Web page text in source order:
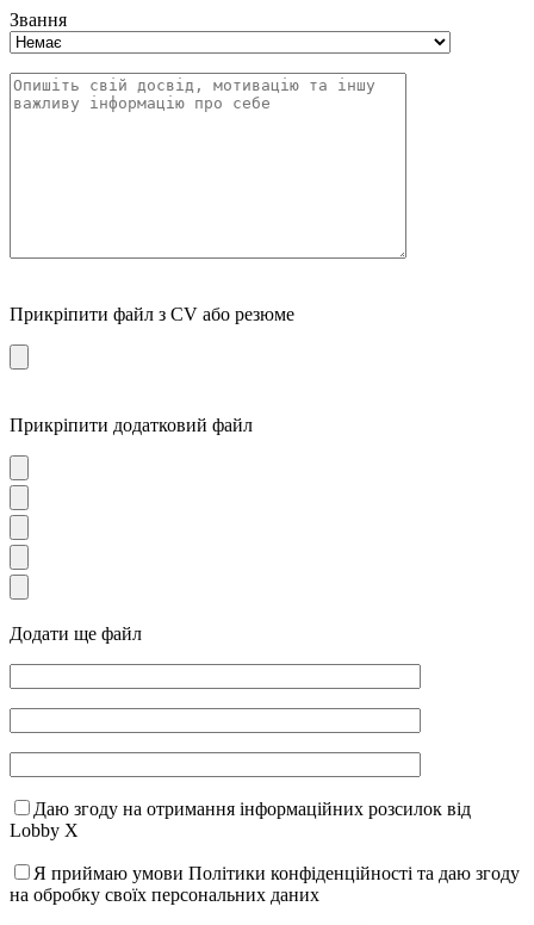
Звання
Прикріпити файл з CV або резюме
Прикріпити додатковий файл
Додати ще файл
Даю згоду на отримання інформаційних розсилок від
Lobby X
Я приймаю умови Політики конфіденційності та даю згоду
на обробку своїх персональних даних